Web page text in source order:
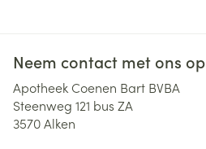
Neem contact met ons op
Apotheek Coenen Bart BVBA
Steenweg 121 bus ZA
3570Alken